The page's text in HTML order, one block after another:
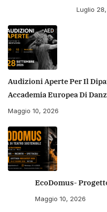
Luglio
Audizioni Aperte Per Il
Accademia Europea Di
Recitazione A Roma
Maggio 10, 2026
EcoDomus-
Maggio 10, 2026